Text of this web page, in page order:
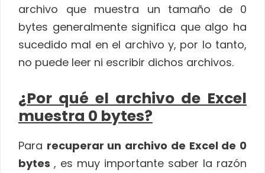
archivo que muestra un tamaño de 0
bytes generalmente significa que algo ha
sucedido mal en el archivo y, por lo tanto,
no puede leer ni escribir dichos archivos.
¿Por qué el archivo de Excel
muestra 0 bytes?
Para recuperar un archivo de Excel de 0
bytes , es muy importante saber la razón